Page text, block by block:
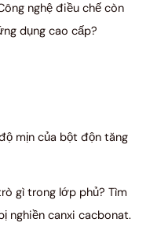
nghệ điều chế còn
dụng cao cấp?
mịn của bột độn tăng
gì trong lớp phủ? Tìm
nghiền canxi cacbonat.